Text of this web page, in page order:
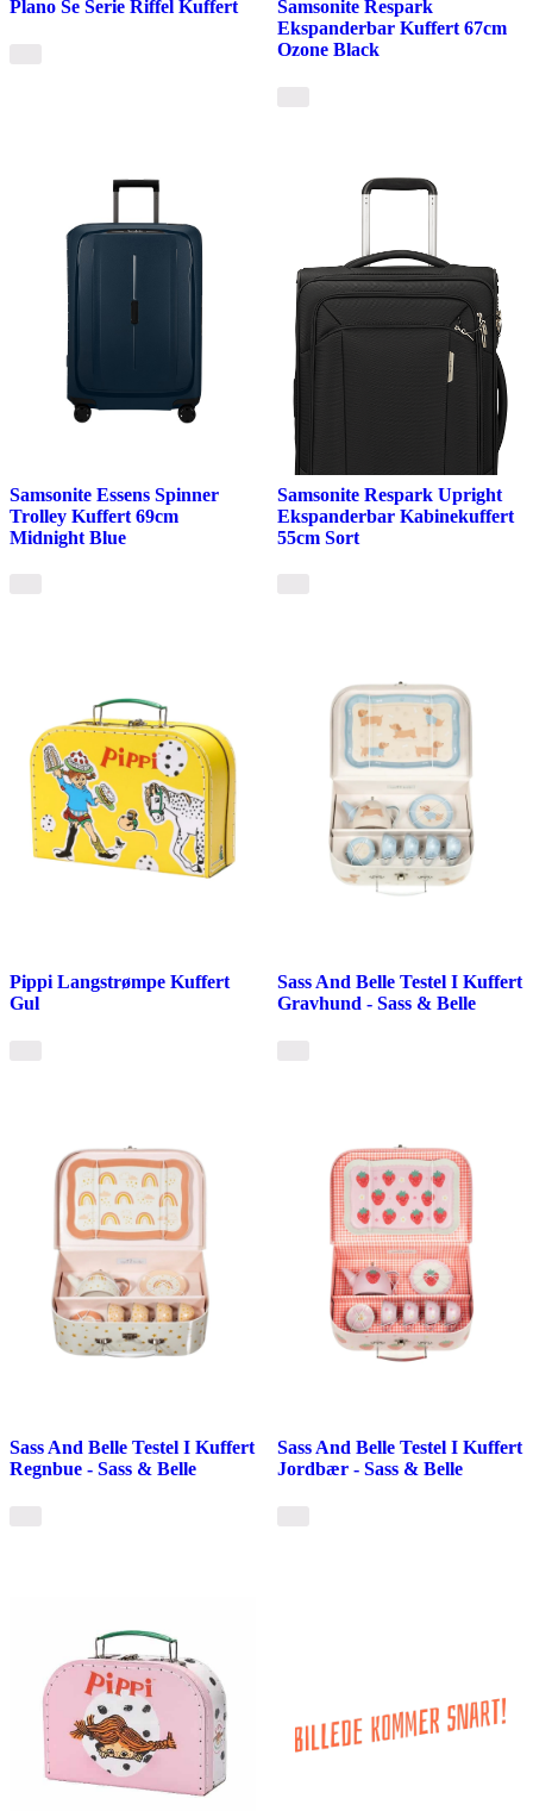
Plano Se Serie Riffel Kuffert
Samsonite Respark
Ekspanderbar Kuffert 67cm
Ozone Black
Samsonite Essens Spinner
Trolley Kuffert 69cm
Midnight Blue
Samsonite Respark Upright
Ekspanderbar Kabinekuffert
55cm Sort
Pippi Langstrømpe Kuffert
Gul
Sass And Belle Testel I Kuffert
Gravhund - Sass & Belle
Sass And Belle Testel I Kuffert
Regnbue - Sass & Belle
Sass And Belle Testel I Kuffert
Jordbær - Sass & Belle